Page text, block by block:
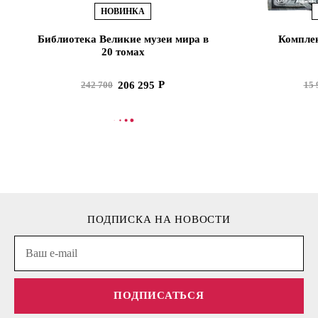
НОВИНКА
Библиотека Великие музеи мира в
20 томах
242 700 206 295
В КОРЗИНУ
15
ПОДПИСКА НА НОВОСТИ
ПОДПИСАТЬСЯ